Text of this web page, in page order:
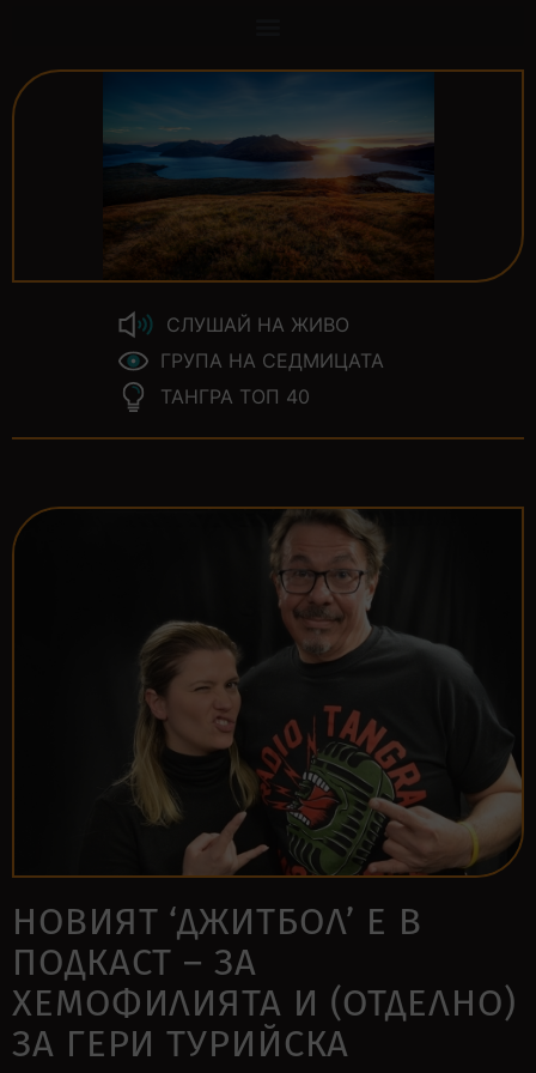
СЛУШАЙ НА ЖИВО
ГРУПА НА СЕДМИЦАТА
ТАНГРА ТОП 40
НОВИЯТ ‘ДЖИТБОЛ’ E В
ПОДКАСТ – ЗА
ХЕМОФИЛИЯТА И (ОТДЕЛНО)
ЗА ГЕРИ ТУРИЙСКА